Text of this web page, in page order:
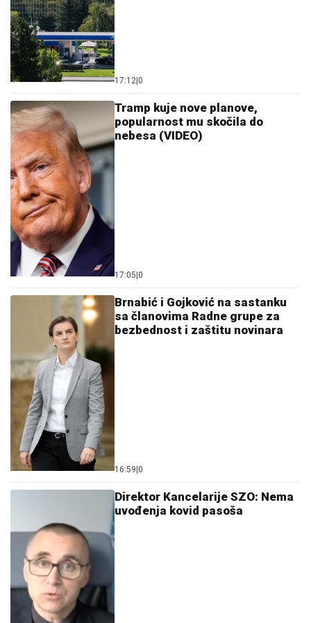
17:12 0
Tramp kuje nove planove,
popularnost mu skočila do
nebesa (VIDEO)
17:05 0
Brnabić i Gojković na sastanku
sa članovima Radne grupe za
bezbednost i zaštitu novinara
16:59 0
Direktor Kancelarije SZO: Nema
uvođenja kovid pasoša